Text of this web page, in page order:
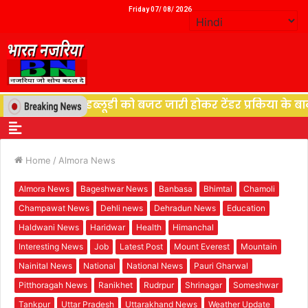
Friday 07/ 08/ 2026
पीडब्लूडी को बजट जारी होकर टेंडर प्रकिया के बाद
Home / Almora News
Almora News Bageshwar News Banbasa Bhimtal
Chamoli
Champawat News
Dehli news Dehradun News
Education
Haldwani News
Haridwar Health
Himanchal
Interesting News
Job Latest Post Mount Everest
Mountain
Nainital News
National National News
Pauri Gharwal
Pitthoragah News
Ranikhet Rudrpur Shrinagar
Someshwar
Tankpur
Uttar Pradesh Uttarakhand News Weather Update